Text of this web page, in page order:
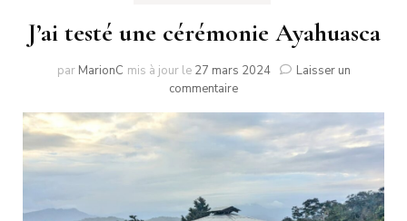
J’ai testé une cérémonie Ayahuasca
par MarionC mis à jour le 27 mars 2024
Laisser un
commentairesur
testé
une
cérémonie
Ayahuasca